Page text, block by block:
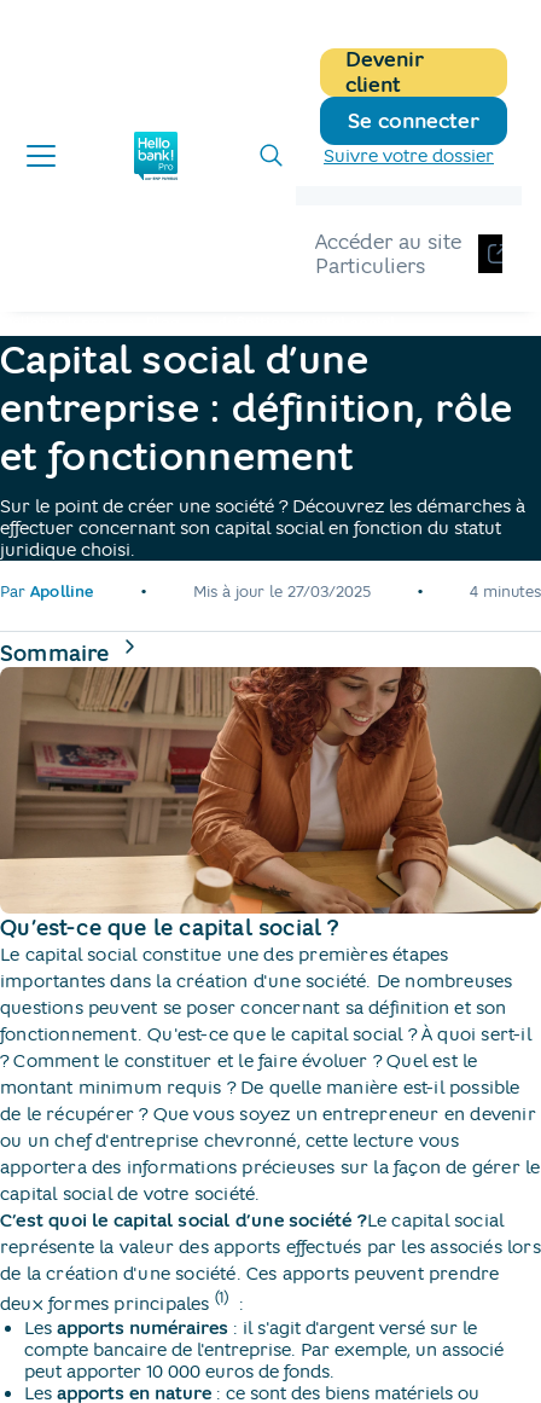
Devenir
client
Se connecter
Suivre votre dossier
Accéder au site
Particuliers
Capital social d’une
entreprise : définition, rôle
et fonctionnement
Sur le point de créer une société ? Découvrez les démarches à
effectuer concernant son capital social en fonction du statut
juridique choisi.
Par Apolline • Mis à jour le 27/03/2025 • 4 minutes
Sommaire de la page
Qu’est-ce que le capital social ?
Le capital social constitue une des premières étapes
importantes dans la création d'une société. De nombreuses
questions peuvent se poser concernant sa définition et son
fonctionnement. Qu'est-ce que le capital social ? À quoi sert-il
? Comment le constituer et le faire évoluer ? Quel est le
montant minimum requis ? De quelle manière est-il possible
de le récupérer ? Que vous soyez un entrepreneur en devenir
ou un chef d'entreprise chevronné, cette lecture vous
apportera des informations précieuses sur la façon de gérer le
capital social de votre société.
C’est quoi le capital social d’une société ?Le capital social
représente la valeur des apports effectués par les associés lors
de la création d'une société. Ces apports peuvent prendre
deux formes principales (1)
​ :
Les apports numéraires : il s'agit d'argent versé sur le
compte bancaire de l'entreprise. Par exemple, un associé
peut apporter 10 000 euros de fonds.
Les apports en nature : ce sont des biens matériels ou